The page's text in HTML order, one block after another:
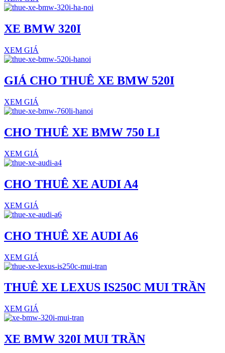
XE BMW 320I
XEM GIÁ
GIÁ CHO THUÊ XE BMW 520I
XEM GIÁ
CHO THUÊ XE BMW 750 LI
XEM GIÁ
CHO THUÊ XE AUDI A4
XEM GIÁ
CHO THUÊ XE AUDI A6
XEM GIÁ
THUÊ XE LEXUS IS250C MUI TRẦN
XEM GIÁ
XE BMW 320I MUI TRẦN